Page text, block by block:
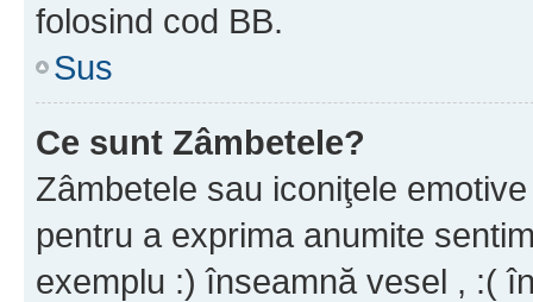
folosind cod BB.
Sus
Ce sunt Zâmbetele?
Zâmbetele sau iconiţele
pentru a exprima anumite
exemplu :) înseamnă vesel , :(